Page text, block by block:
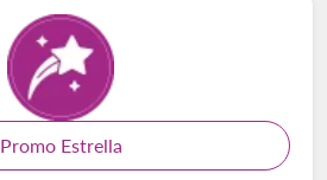
Promo Estrella